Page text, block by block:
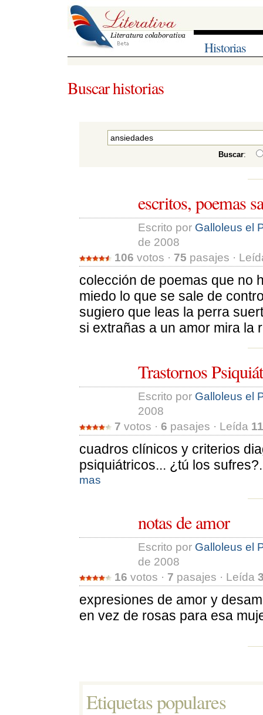
Historias
Buscar historias
Buscar:
escritos, poemas
Escrito por Galloleus el
de 2008
106 votos · 75 pasajes ·
colección de poemas que no
miedo lo que se sale de
sugiero que leas la perra
si extrañas a un amor mira la
Trastornos
Escrito por Galloleus el
2008
7 votos · 6 pasajes · Leída
cuadros clínicos y criterios
psiquiátricos... ¿tú los
mas
notas de amor
Escrito por Galloleus el
de 2008
16 votos · 7 pasajes · Leída
expresiones de amor y
en vez de rosas para esa
Etiquetas populares